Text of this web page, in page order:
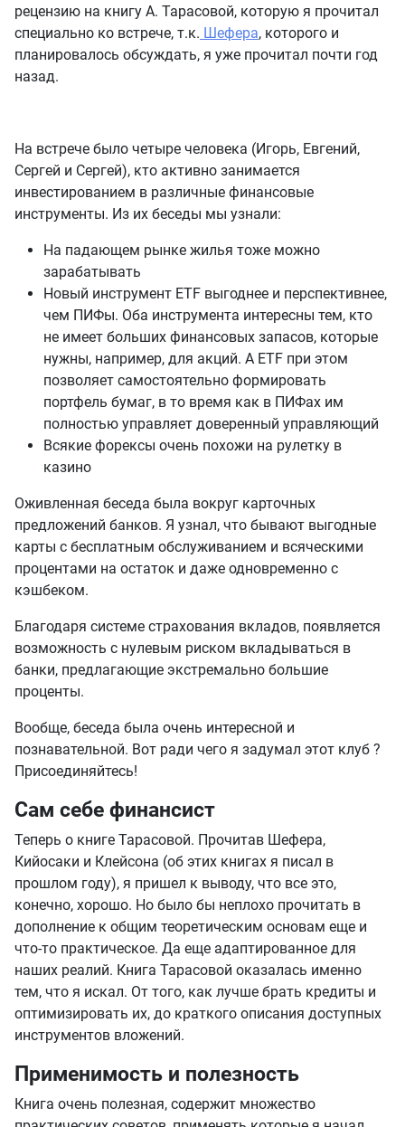
рецензию на книгу А. Тарасовой, которую я прочитал
специально ко встрече, т.к. Шефера, которого и
планировалось обсуждать, я уже прочитал почти год
назад.
На встрече было четыре человека (Игорь, Евгений,
Сергей и Сергей), кто активно занимается
инвестированием в различные финансовые
инструменты. Из их беседы мы узнали:
На падающем рынке жилья тоже можно
зарабатывать
Новый инструмент ETF выгоднее и перспективнее,
чем ПИФы. Оба инструмента интересны тем, кто
не имеет больших финансовых запасов, которые
нужны, например, для акций. А ETF при этом
позволяет самостоятельно формировать
портфель бумаг, в то время как в ПИФах им
полностью управляет доверенный управляющий
Всякие форексы очень похожи на рулетку в
казино
Оживленная беседа была вокруг карточных
предложений банков. Я узнал, что бывают выгодные
карты с бесплатным обслуживанием и всяческими
процентами на остаток и даже одновременно с
кэшбеком.
Благодаря системе страхования вкладов, появляется
возможность с нулевым риском вкладываться в
банки, предлагающие экстремально большие
проценты.
Вообще, беседа была очень интересной и
познавательной. Вот ради чего я задумал этот клуб ?
Присоединяйтесь!
Сам себе финансист
Теперь о книге Тарасовой. Прочитав Шефера,
Кийосаки и Клейсона (об этих книгах я писал в
прошлом году), я пришел к выводу, что все это,
конечно, хорошо. Но было бы неплохо прочитать в
дополнение к общим теоретическим основам еще и
что-то практическое. Да еще адаптированное для
наших реалий. Книга Тарасовой оказалась именно
тем, что я искал. От того, как лучше брать кредиты и
оптимизировать их, до краткого описания доступных
инструментов вложений.
Применимость и полезность
Книга очень полезная, содержит множество